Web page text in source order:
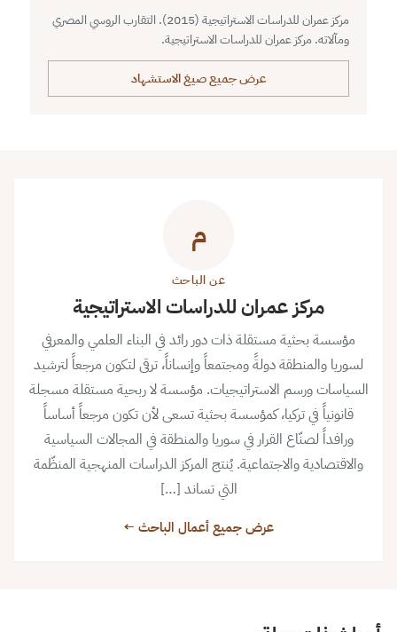
مركز عمران للدراسات الاستراتيجية (2015). التقارب الروسي المصري
ومآلاته. مركز عمران للدراسات الاستراتيجية.
عرض جميع صيغ الاستشهاد
م
عن الباحث
مركز عمران للدراسات الاستراتيجية
مؤسسة بحثية مستقلة ذات دور رائد في البناء العلمي والمعرفي
لسوريا والمنطقة دولةً ومجتمعاً وإنساناً، ترقى لتكون مرجعاً لترشيد
السياسات ورسم الاستراتيجيات. مؤسسة لا ربحية مستقلة مسجلة
قانونياً في تركيا، كمؤسسة بحثية تسعى لأن تكون مرجعاً أساساً
ورافداً لصنّاع القرار في سوريا والمنطقة في المجالات السياسية
والاقتصادية والاجتماعية. يُنتج المركز الدراسات المنهجية المنظّمة
التي تساند […]
عرض جميع أعمال الباحث ←